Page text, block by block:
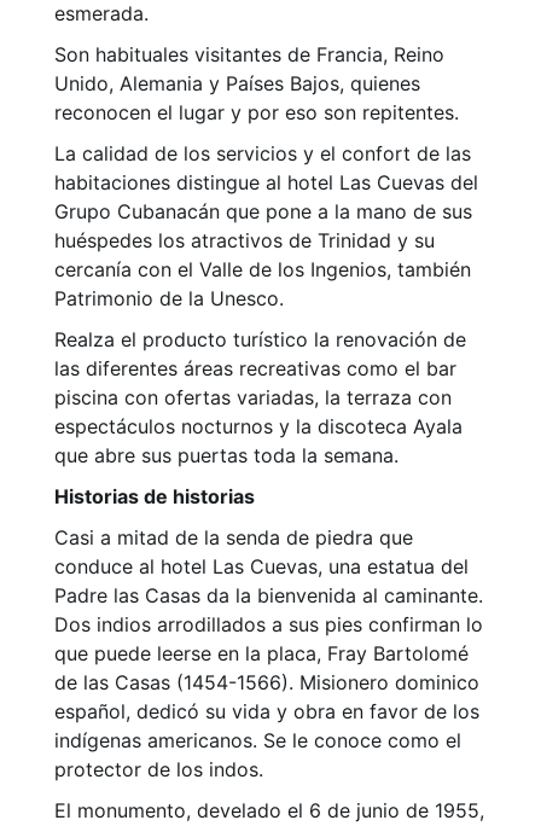
esmerada.
Son habituales visitantes de Francia, Reino
Unido, Alemania y Países Bajos, quienes
reconocen el lugar y por eso son repitentes.
La calidad de los servicios y el confort de las
habitaciones distingue al hotel Las Cuevas del
Grupo Cubanacán que pone a la mano de sus
huéspedes los atractivos de Trinidad y su
cercanía con el Valle de los Ingenios, también
Patrimonio de la Unesco.
Realza el producto turístico la renovación de
las diferentes áreas recreativas como el bar
piscina con ofertas variadas, la terraza con
espectáculos nocturnos y la discoteca Ayala
que abre sus puertas toda la semana.
Historias de historias
Casi a mitad de la senda de piedra que
conduce al hotel Las Cuevas, una estatua del
Padre las Casas da la bienvenida al caminante.
Dos indios arrodillados a sus pies confirman lo
que puede leerse en la placa, Fray Bartolomé
de las Casas (1454-1566). Misionero dominico
español, dedicó su vida y obra en favor de los
indígenas americanos. Se le conoce como el
protector de los indos.
El monumento, develado el 6 de junio de 1955,